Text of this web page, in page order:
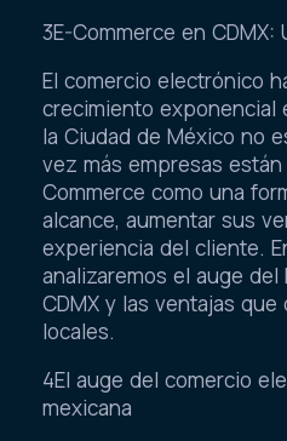
3E-Commerce en CDMX:
El comercio electrónico
crecimiento exponencial
la Ciudad de México no
vez más empresas
Commerce como una
alcance, aumentar sus
experiencia del cliente.
analizaremos el auge del
CDMX y las ventajas
locales.
4El auge del comercio
mexicana